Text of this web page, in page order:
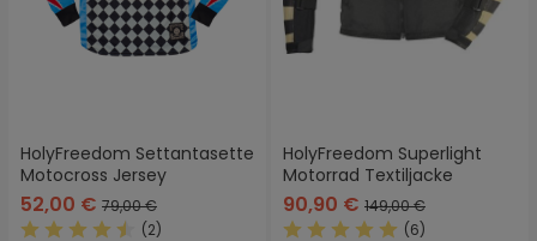
HolyFreedom Settantasette
Motocross Jersey
52,00 € 79,00 €
(2)
HolyFreedom Superlight
Motorrad Textiljacke
90,90 € 149,00 €
(6)